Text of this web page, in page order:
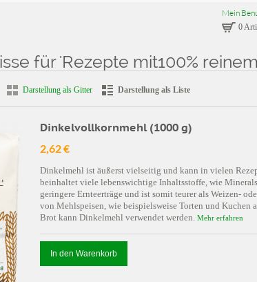
Mein
0
für 'Rezepte mit100%
mit100% reinem steirischen Kübiskernöl gga'
Darstellung als Gitter Darstellung als Liste
Dinkelvollkornmehl (1000 g)
2,62 €
Dinkelmehl ist äußerst vielseitig und kann in vielen
beinhaltet viele lebenswichtige Inhaltsstoffe, wie
geringere Ernteerträge und ist somit teurer als Weizen-
von Mehlspeisen, wie beispielsweise Torten und
Brot kann Dinkelmehl verwendet werden. Mehr erfahren
In den Warenkorb